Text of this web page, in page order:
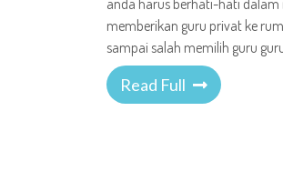
anda harus berhati-hati
memberikan guru privat ke
sampai salah memilih guru
Read Full